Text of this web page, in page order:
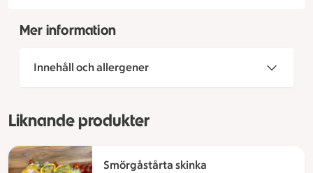
Mer information
Innehåll och allergener
Liknande produkter
Smörgåstårta skinka